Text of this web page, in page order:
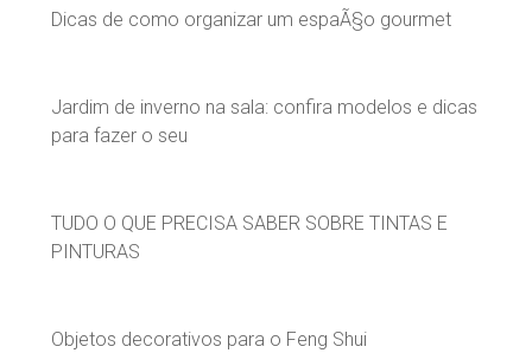
Dicas de como organizar um espaÃ§o gourmet
Jardim de inverno na sala: confira modelos e dicas
para fazer o seu
TUDO O QUE PRECISA SABER SOBRE TINTAS E
PINTURAS
Objetos decorativos para o Feng Shui